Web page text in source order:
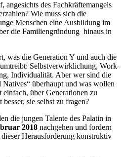
angesichts des Fachkräftemangels
Wie muss sich die
Menschen eine Ausbildung im
die Familiengründung hinaus in
was die Generation Y und auch die
Selbstverwirklichung, Work-
Individualität. Aber wer sind die
überhaupt und was wollen
über Generationen zu
sie selbst zu fragen?
die jungen Talente des Palatin in
2018 nachgehen und fordern
Herausforderung konstruktiv